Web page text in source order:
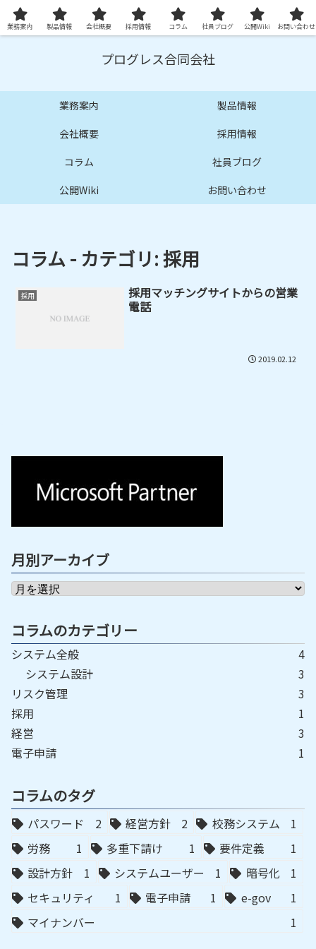
プロ品質の技術サービスとシステムを提供します
プログレス合同会社
業務案内
製品情報
会社概要
採用情報
コラム
社員ブログ
公開Wiki
お問い合わせ
コラム - カテゴリ:採用
採用
採用マッチングサイトからの営業
電話
2019.02.12
月別アーカイブ
コラムのカテゴリー
システム全般
4
システム設計
3
リスク管理
3
採用
1
経営
3
電子申請
1
コラムのタグ
パスワード 2 経営方針 2 校務システム
1
労務
1 多重下請け 1 要件定義
1
設計方針
1 システムユーザー 1 暗号化
1
セキュリティ
1 電子申請 1 e-gov
1
マイナンバー
1
業務案内 製品情報 会社概要 採用情報 コラム 社員ブログ 公開Wiki お問い合わせ